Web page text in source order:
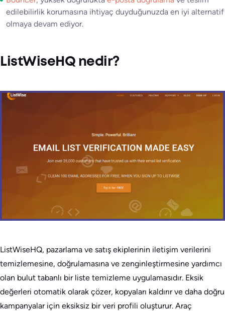
edilebilirlik korumasına ihtiyaç duyduğunuzda en iyi alternatif
olmaya devam ediyor.
ListWiseHQ nedir?
ListWiseHQ, pazarlama ve satış ekiplerinin iletişim verilerini
temizlemesine, doğrulamasına ve zenginleştirmesine yardımcı
olan bulut tabanlı bir liste temizleme uygulamasıdır. Eksik
değerleri otomatik olarak çözer, kopyaları kaldırır ve daha doğru
kampanyalar için eksiksiz bir veri profili oluşturur. Araç